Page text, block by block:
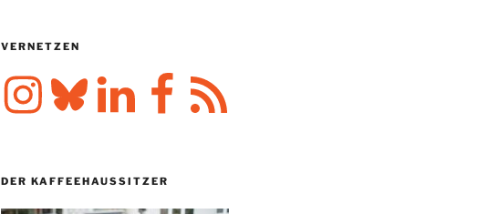
VERNETZEN
InstagramBluesky LinkedIn FacebookRSS-
Feed
DER KAFFEEHAUSSITZER